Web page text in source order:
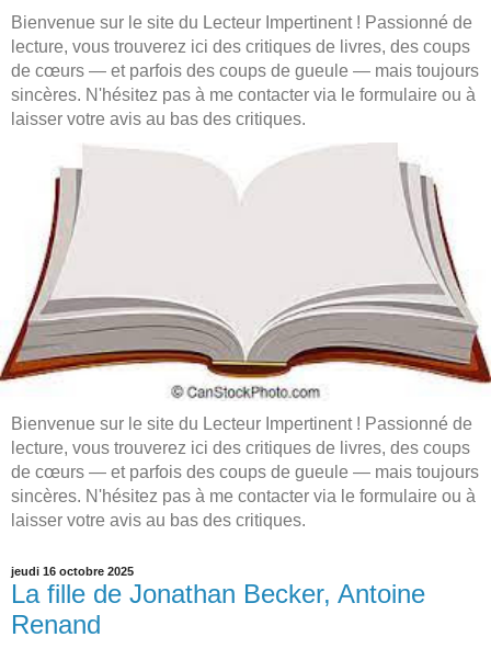
Bienvenue sur le site du Lecteur Impertinent ! Passionné de
lecture, vous trouverez ici des critiques de livres, des coups
de cœurs — et parfois des coups de gueule — mais toujours
sincères. N'hésitez pas à me contacter via le formulaire ou à
laisser votre avis au bas des critiques.
Bienvenue sur le site du Lecteur Impertinent ! Passionné de
lecture, vous trouverez ici des critiques de livres, des coups
de cœurs — et parfois des coups de gueule — mais toujours
sincères. N'hésitez pas à me contacter via le formulaire ou à
laisser votre avis au bas des critiques.
jeudi 16 octobre 2025
La fille de Jonathan Becker, Antoine
Renand